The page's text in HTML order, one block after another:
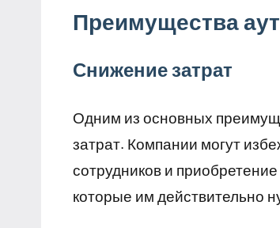
Преимущества
Снижение затрат
Одним из основных
затрат. Компании могут
сотрудников и
которые им действительно